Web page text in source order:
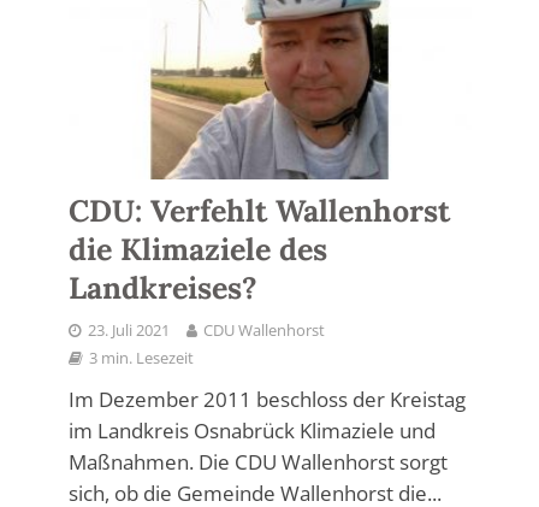
CDU: Verfehlt Wallenhorst
die Klimaziele des
Landkreises?
23. Juli 2021
CDU Wallenhorst
3 min. Lesezeit
Im Dezember 2011 beschloss der Kreistag
im Landkreis Osnabrück Klimaziele und
Maßnahmen. Die CDU Wallenhorst sorgt
sich, ob die Gemeinde Wallenhorst die...